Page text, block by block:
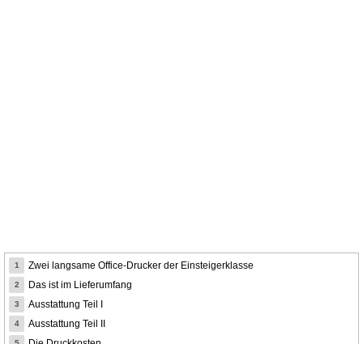
1 Zwei langsame Office-Drucker der Einsteigerklasse
2 Das ist im Lieferumfang
3 Ausstattung Teil I
4 Ausstattung Teil II